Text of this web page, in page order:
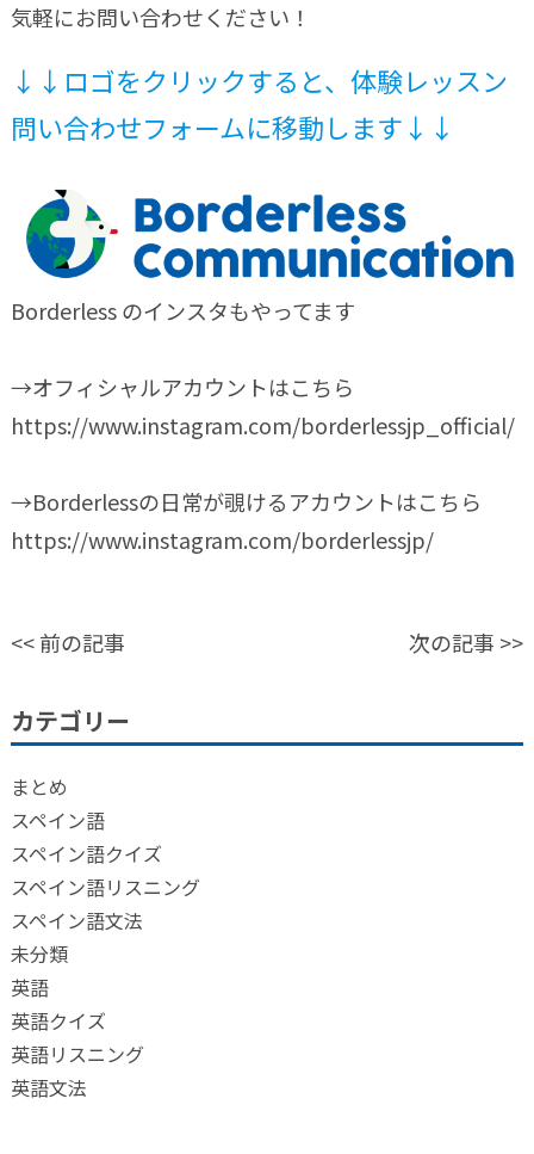
気軽にお問い合わせください！
↓↓ロゴをクリックすると、体験レッスン
問い合わせフォームに移動します↓↓
Borderless のインスタもやってます
→オフィシャルアカウントはこちら
https://www.instagram.com/borderlessjp_official/
→Borderlessの日常が覗けるアカウントはこちら
https://www.instagram.com/borderlessjp/
<<前の記事 次の記事 >>
カテゴリー
まとめ
スペイン語
スペイン語クイズ
スペイン語リスニング
スペイン語文法
未分類
英語
英語クイズ
英語リスニング
英語文法